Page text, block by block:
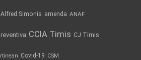
Alfred Simonis amenda ANAF
CCIA Timis CJ Timis
Covid-19 CSM